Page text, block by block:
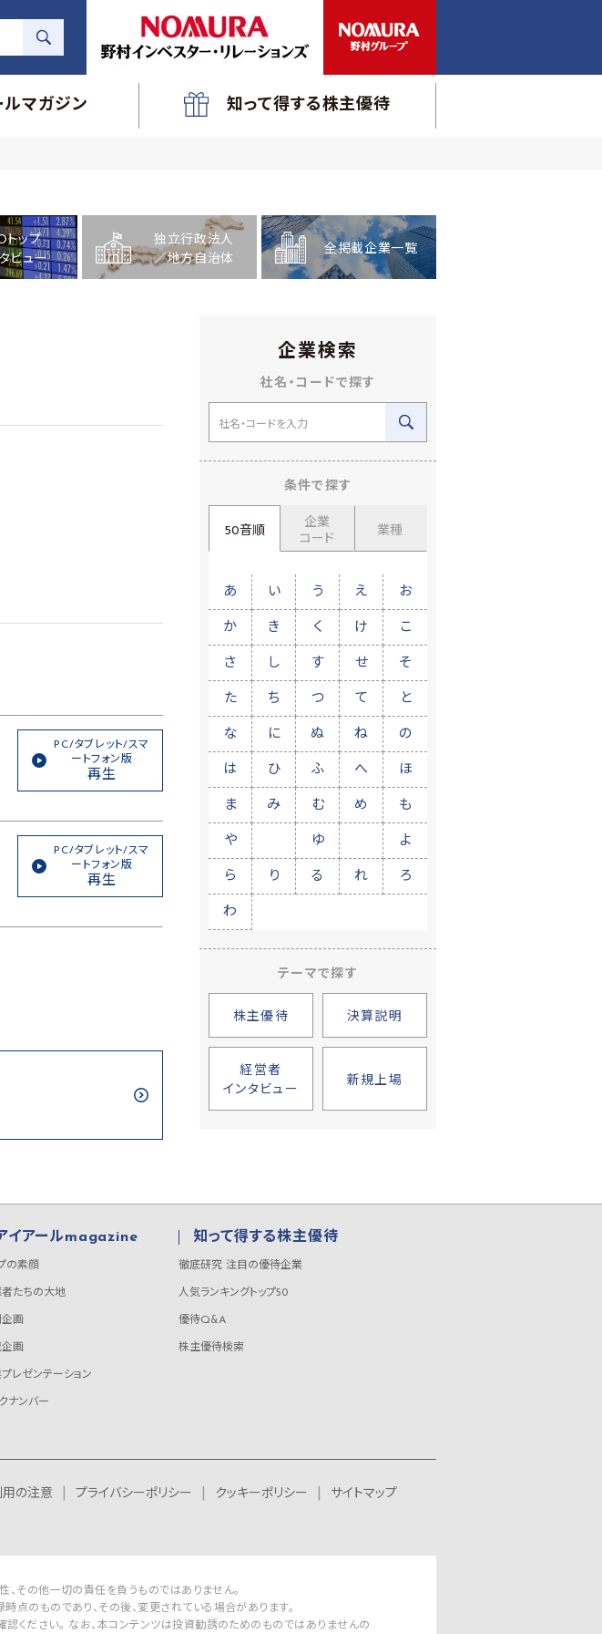
ルマガジン 知って得する株主優待
トップ
ビュー
独立行政法人
／地方自治体
全掲載企業一覧
PC/タブレット/スマ
ートフォン版
再生
PC/タブレット/スマ
ートフォン版
再生
企業検索
社名・コードで探す
条件で探す
50音順
企業
コード
業種
あ い う え お
か き く け こ
さ し す せ そ
た ち つ て と
な に ぬ ね の
は ひ ふ へ ほ
ま み む め も
や ゆ よ
ら り る れ ろ
わ
テーマで探す
株主優待 決算説明
経営者
インタビュー
新規上場
イアールmagazine
の素顔
者たちの大地
画
画
レゼンテーション
ナンバー
知って得する株主優待
徹底研究 注目の優待企業
人気ランキングトップ50
優待Q&A
株主優待検索
用の注意 プライバシーポリシー クッキーポリシー
サイトマップ
、その他一切の責任を負うものではありません。
点のものであり、その後、変更されている場合があります。
ください。 なお、本コンテンツは投資勧誘のためのものではありませんの